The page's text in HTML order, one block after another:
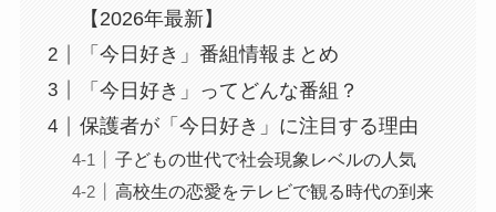
【2026年最新】
「今日好き」番組情報まとめ
「今日好き」ってどんな番組？
保護者が「今日好き」に注目する理由
子どもの世代で社会現象レベルの人気
高校生の恋愛をテレビで観る時代の到来